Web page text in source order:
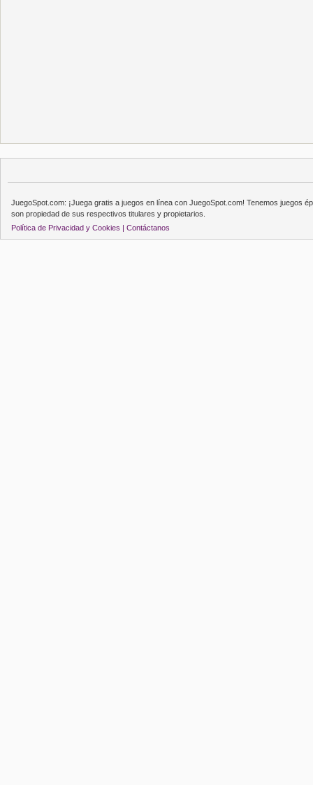
JuegoSpot.com: ¡Juega gratis a juegos en línea con JuegoSpot.com! Tenemos juegos
son propiedad de sus respectivos titulares y propietarios.
Política de Privacidad y Cookies | Contáctanos